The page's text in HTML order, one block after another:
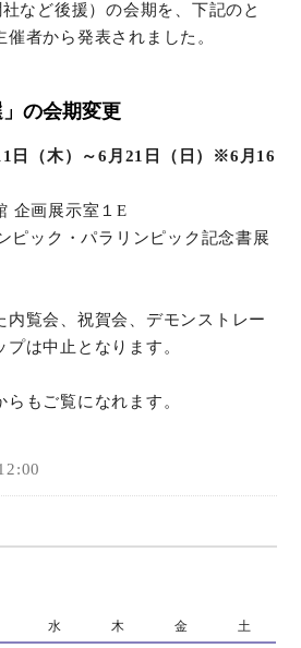
など後援）の会期を、下記のと
者から発表されました。
」の会期変更
日（木）～6月21日（日）※6月16
企画展示室１E
ック・パラリンピック記念書展
内覧会、祝賀会、デモンストレー
は中止となります。
らもご覧になれます。
水 木 金 土